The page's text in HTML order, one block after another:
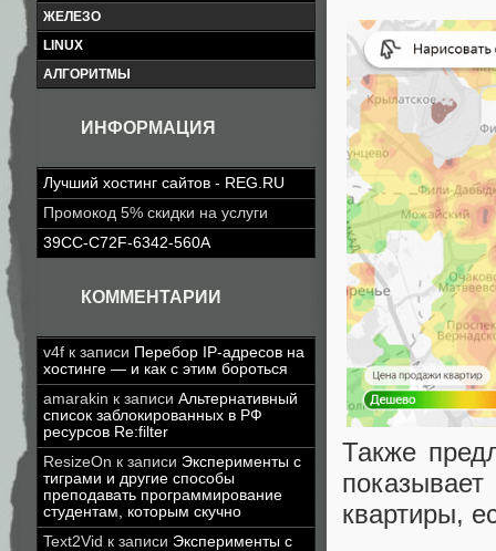
ЖЕЛЕЗО
LINUX
АЛГОРИТМЫ
ИНФОРМАЦИЯ
Лучший хостинг сайтов - REG.RU
Промокод 5% скидки на услуги
39CC-C72F-6342-560A
КОММЕНТАРИИ
v4f к записи Перебор IP-адресов на
хостинге — и как с этим бороться
amarakin к записи Альтернативный
список заблокированных в РФ
ресурсов Re:filter
ResizeOn к записи Эксперименты с
тиграми и другие способы
преподавать программирование
студентам, которым скучно
Text2Vid к записи Эксперименты с
Также
квартиры,